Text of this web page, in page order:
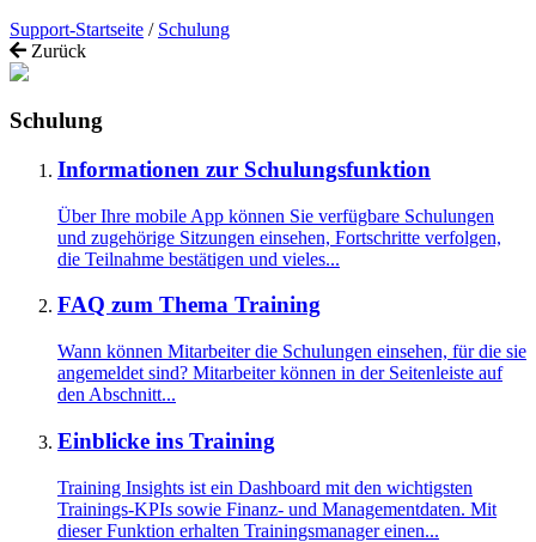
Support-Startseite / Schulung
Zurück
Schulung
Informationen zur Schulungsfunktion
Über Ihre mobile App können Sie verfügbare Schulungen
und zugehörige Sitzungen einsehen, Fortschritte verfolgen,
die Teilnahme bestätigen und vieles...
FAQ zum Thema Training
Wann können Mitarbeiter die Schulungen einsehen, für die sie
angemeldet sind? Mitarbeiter können in der Seitenleiste auf
den Abschnitt...
Einblicke ins Training
Training Insights ist ein Dashboard mit den wichtigsten
Trainings-KPIs sowie Finanz- und Managementdaten. Mit
dieser Funktion erhalten Trainingsmanager einen...